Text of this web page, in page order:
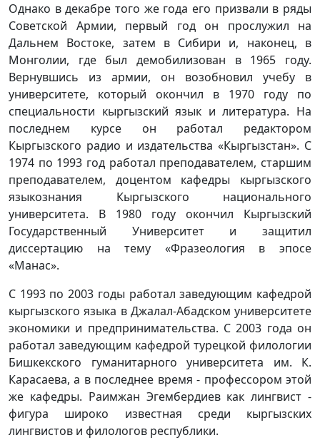
Однако в декабре того же года его призвали в ряды
Советской Армии, первый год он прослужил на
Дальнем Востоке, затем в Сибири и, наконец, в
Монголии, где был демобилизован в 1965 году.
Вернувшись из армии, он возобновил учебу в
университете, который окончил в 1970 году по
специальности кыргызский язык и литература. На
последнем курсе он работал редактором
Кыргызского радио и издательства «Кыргызстан». С
1974 по 1993 год работал преподавателем, старшим
преподавателем, доцентом кафедры кыргызского
языкознания Кыргызского национального
университета. В 1980 году окончил Кыргызский
Государственный Университет и защитил
диссертацию на тему «Фразеология в эпосе
«Манас».
С 1993 по 2003 годы работал заведующим кафедрой
кыргызского языка в Джалал-Абадском университете
экономики и предпринимательства. С 2003 года он
работал заведующим кафедрой турецкой филологии
Бишкекского гуманитарного университета им. К.
Карасаева, а в последнее время - профессором этой
же кафедры. Раимжан Эгембердиев как лингвист -
фигура широко известная среди кыргызских
лингвистов и филологов республики.